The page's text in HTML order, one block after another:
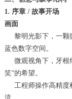
1. 序章 / 故事开场
画面
黎明光影下，一颗
蓝色数字空间。
微观视角下，牙根
笑”的希望。
工程师操作高精度